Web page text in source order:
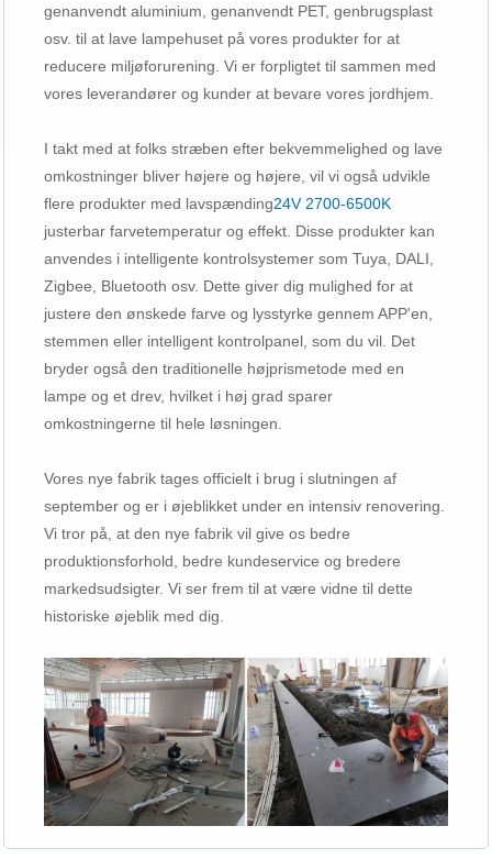
genanvendt aluminium, genanvendt PET, genbrugsplast
osv. til at lave lampehuset på vores produkter for at
reducere miljøforurening. Vi er forpligtet til sammen med
vores leverandører og kunder at bevare vores jordhjem.
I takt med at folks stræben efter bekvemmelighed og lave
omkostninger bliver højere og højere, vil vi også udvikle
flere produkter med lavspænding24V 2700-6500K
justerbar farvetemperatur og effekt. Disse produkter kan
anvendes i intelligente kontrolsystemer som Tuya, DALI,
Zigbee, Bluetooth osv. Dette giver dig mulighed for at
justere den ønskede farve og lysstyrke gennem APP'en,
stemmen eller intelligent kontrolpanel, som du vil. Det
bryder også den traditionelle højprismetode med en
lampe og et drev, hvilket i høj grad sparer
omkostningerne til hele løsningen.
Vores nye fabrik tages officielt i brug i slutningen af ​​
september og er i øjeblikket under en intensiv renovering.
Vi tror på, at den nye fabrik vil give os bedre
produktionsforhold, bedre kundeservice og bredere
markedsudsigter. Vi ser frem til at være vidne til dette
historiske øjeblik med dig.